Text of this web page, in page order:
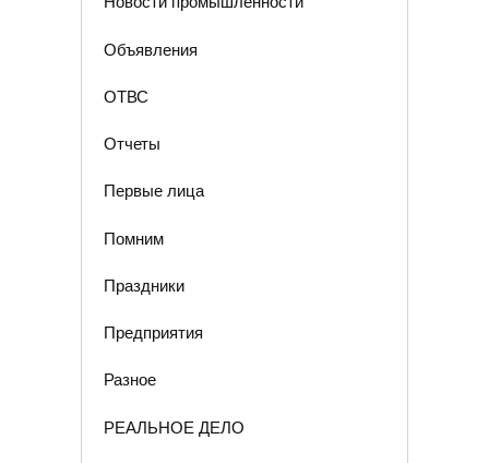
Объявления
ОТВС
Отчеты
Первые лица
Помним
Праздники
Предприятия
Разное
РЕАЛЬНОЕ ДЕЛО